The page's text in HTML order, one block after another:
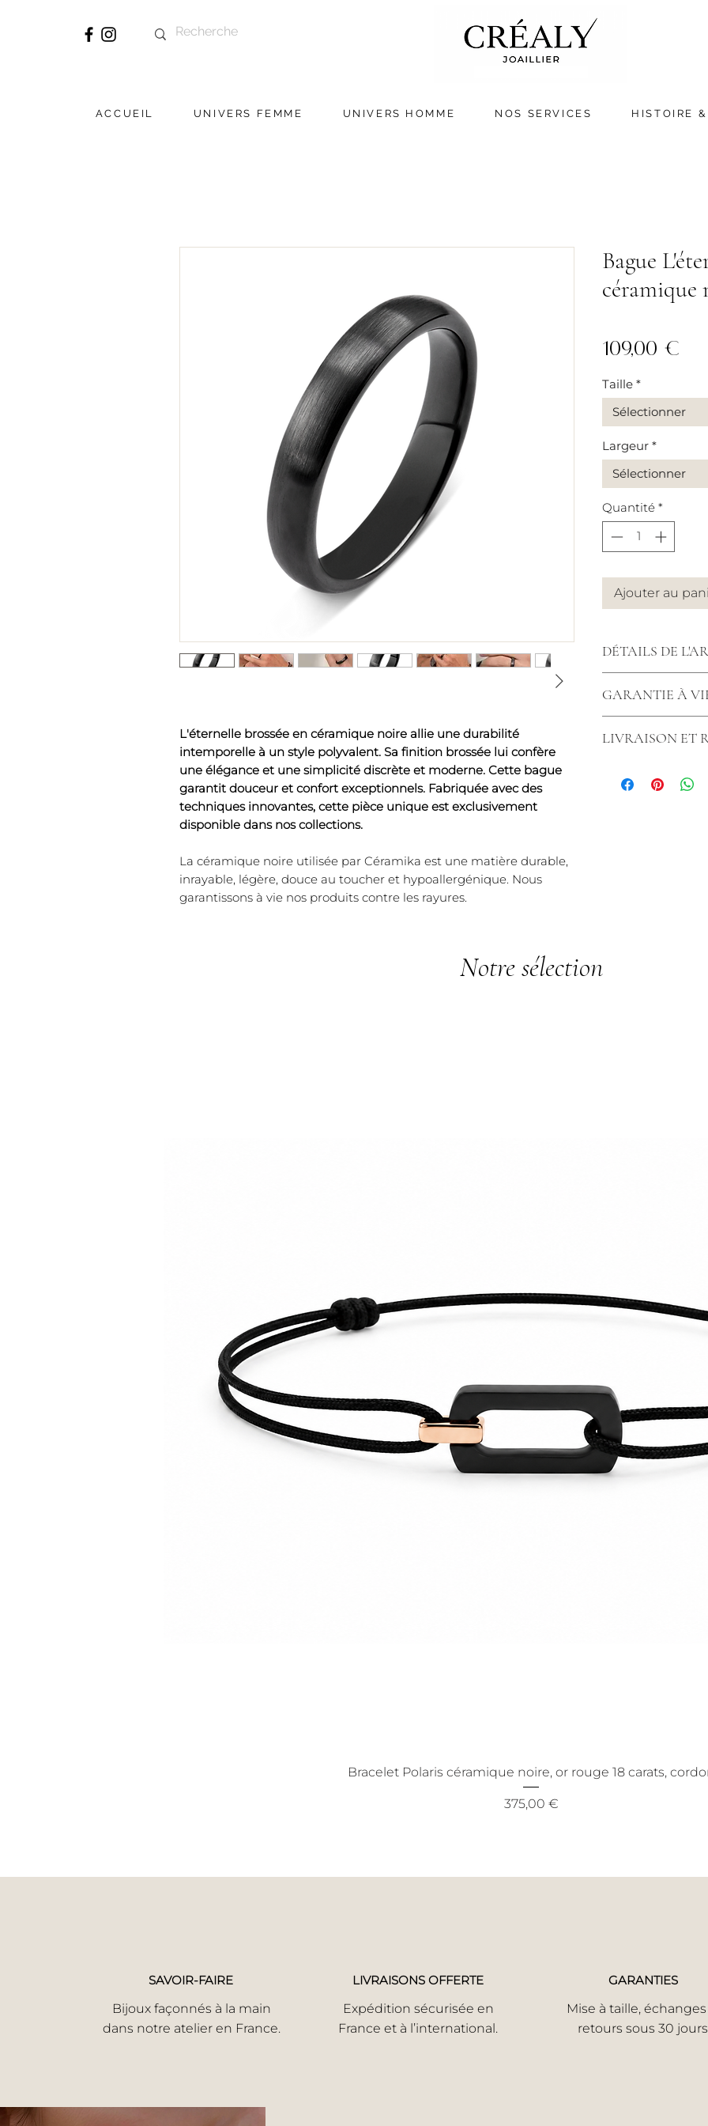
ACCUEIL UNIVERS FEMME UNIVERS HOMME NOS SERVICES HISTOIRE
L'éternelle brossée en céramique noire allie une durabilité
intemporelle à un style polyvalent. Sa finition brossée lui confère
une élégance et une simplicité discrète et moderne. Cette bague
garantit douceur et confort exceptionnels. Fabriquée avec des
techniques innovantes, cette pièce unique est exclusivement
disponible dans nos collections.
La céramique noire utilisée par Céramika est une matière durable,
inrayable, légère, douce au toucher et hypoallergénique. Nous
garantissons à vie nos produits contre les rayures.
Bague
céramique
109,00 €
Taille *
Sélectionner
Largeur *
Sélectionner
Quantité *
Ajouter au
DÉTAILS DE
6mm / 8mm,
Fabriquées en
Matière inrayable
GARANTIE À
bénéficient d'une
tenons à
s'applique pas
LIVRAISON ET
commande
Notre sélection
Bracelet Polaris céramique noire, or rouge 18 carats,
Prix
375,00 €
SAVOIR-FAIRE
Bijoux façonnés à la main
dans notre atelier en France.
LIVRAISONS OFFERTE
Expédition sécurisée en
France et à l’international.
GARANTIES
Mise à taille,
retours sous 30